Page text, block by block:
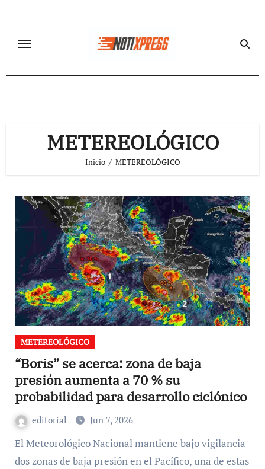
contenido
METEREOLÓGICO
Inicio METEREOLÓGICO
METEREOLÓGICO
“Boris” se acerca: zona de baja
presión aumenta a 70 % su
probabilidad para desarrollo ciclónico
editorial Jun 7, 2026
El Meteorológico Nacional mantiene bajo vigilancia
dos zonas de baja presión en el Pacífico, una de estas